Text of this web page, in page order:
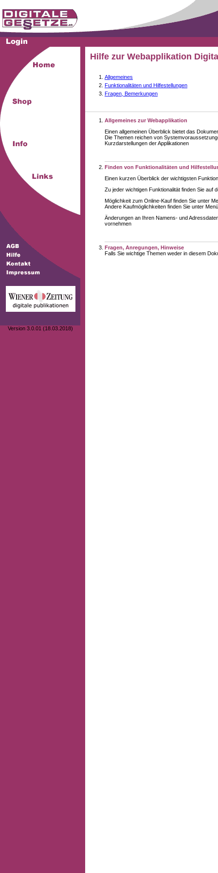
Version 3.0.01 (18.03.2018)
Hilfe zur Webapplikation
Allgemeines
Funktionalitäten und Hilfestellungen
Fragen, Bemerkungen
Allgemeines zur Webapplikation
Einen allgemeinen Überblick bietet das
Die Themen reichen von
Kurzdarstellungen der Applikationen
Finden von Funktionalitäten und
Einen kurzen Überblick der wichtigsten
Zu jeder wichtigen Funktionalität finden Sie auf
Möglichkeit zum Online-Kauf finden Sie unter
Andere Kaufmöglichkeiten finden Sie unter
Änderungen an Ihren Namens- und
vornehmen
Fragen, Anregungen, Hinweise
Falls Sie wichtige Themen weder in diesem